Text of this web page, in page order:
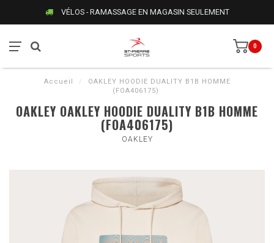
VÉLOS - RAMASSAGE EN MAGASIN SEULEMENT
0
Accueil /
OAKLEY HOODIE DUALITY B1B HOMME
(FOA406175)
OAKLEY OAKLEY HOODIE DUALITY B1B HOMME
(FOA406175)
OAKLEY